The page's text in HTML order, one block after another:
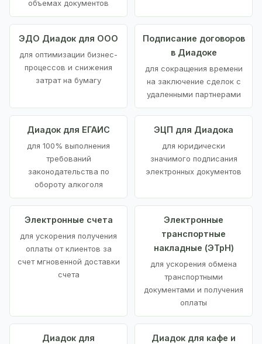
объемах документов
ЭДО Диадок для ООО
для оптимизации бизнес-
процессов и снижения
затрат на бумагу
Подписание договоров
в Диадоке
для сокращения времени
на заключение сделок с
удаленными партнерами
Диадок для ЕГАИС
для 100% выполнения
требований
законодательства по
обороту алкоголя
ЭЦП для Диадока
для юридически
значимого подписания
электронных документов
Электронные счета
для ускорения получения
оплаты от клиентов за
счет мгновенной доставки
счета
Электронные
транспортные
накладные (ЭТрН)
для ускорения обмена
транспортными
документами и получения
оплаты
Диадок для
Диадок для кафе и